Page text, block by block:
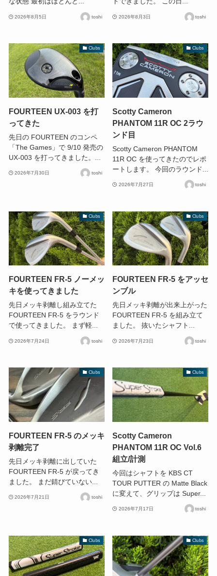
2026年8月5日 toshi 2026年8月3日 toshi
Clubs
FOURTEEN UX-003 を打
ってきた
先日の FOURTEEN のコンペ
「The Games」で 9/10 発売の
UX-003 を打ってきました。...
2026年7月30日 toshi
Clubs
Scotty Cameron
PHANTOM 11R OC 2ラウ
ンド目
Scotty Cameron PHANTOM
11R OC を使ってきたのでレポ
ートします。 今回のラウンド...
2026年7月27日 toshi
Clubs
FOURTEEN FR-5 ノーメッ
キを使ってきました
先日メッキ剥離し組み立てた
FOURTEEN FR-5 をラウンド
で使ってきました。 まず軽...
2026年7月24日 toshi
Clubs
FOURTEEN FR-5 をアッセ
ンブル
先日メッキ剥離が出来上がった
FOURTEEN FR-5 を組み立て
ました。 抜いたシャフト...
2026年7月23日 toshi
Clubs
FOURTEEN FR-5 のメッキ
剥離完了
先日メッキ剥離に出していた
FOURTEEN FR-5 が戻ってき
ました。 まだ錆びていない...
2026年7月21日 toshi
Clubs
Scotty Cameron
PHANTOM 11R OC Vol.6
組立/計測
今回はシャフトを KBS CT
TOUR PUTTER の Matte Black
に変えて、グリップは Super...
2026年7月17日 toshi
Clubs Clubs